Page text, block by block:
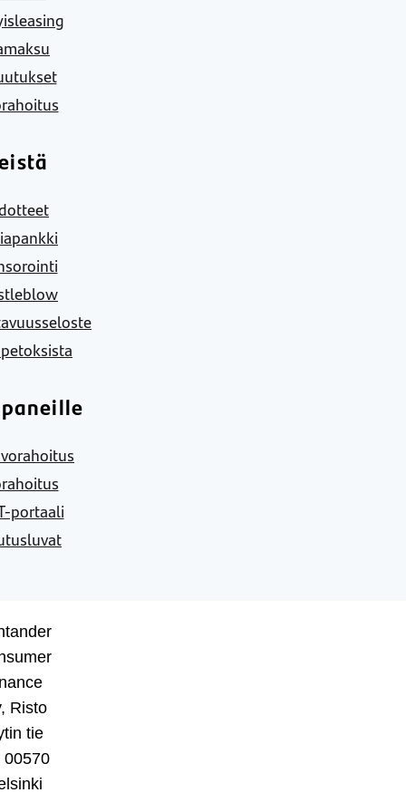
portaali
Risto
tie
00570